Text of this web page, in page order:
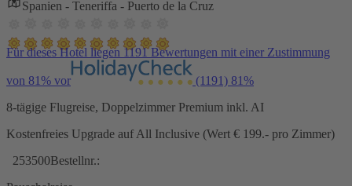
Spanien - Teneriffa - Puerto de la Cruz
Für dieses Hotel liegen 1191 Bewertungen mit einer Zustimmung
von 81% vor (1191) 81%
8-tägige Flugreise, Doppelzimmer Premium inkl. AI
Kostenfreies Upgrade auf All Inclusive (Wert € 199.- pro Zimmer)
253500Bestellnr.: